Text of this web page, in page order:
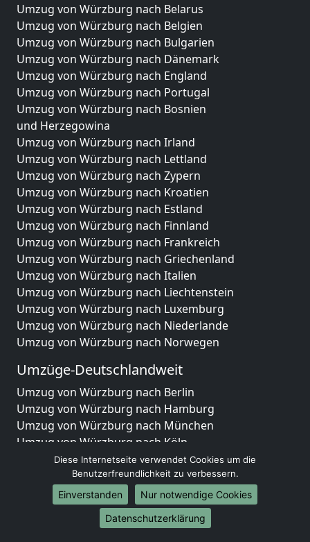
Umzug von Würzburg nach Belarus
Umzug von Würzburg nach Belgien
Umzug von Würzburg nach Bulgarien
Umzug von Würzburg nach Dänemark
Umzug von Würzburg nach England
Umzug von Würzburg nach Portugal
Umzug von Würzburg nach Bosnien
und Herzegowina
Umzug von Würzburg nach Irland
Umzug von Würzburg nach Lettland
Umzug von Würzburg nach Zypern
Umzug von Würzburg nach Kroatien
Umzug von Würzburg nach Estland
Umzug von Würzburg nach Finnland
Umzug von Würzburg nach Frankreich
Umzug von Würzburg nach Griechenland
Umzug von Würzburg nach Italien
Umzug von Würzburg nach Liechtenstein
Umzug von Würzburg nach Luxemburg
Umzug von Würzburg nach Niederlande
Umzug von Würzburg nach Norwegen
Umzüge-Deutschlandweit
Umzug von Würzburg nach Berlin
Umzug von Würzburg nach Hamburg
Umzug von Würzburg nach München
Umzug von Würzburg nach Köln
Umzug von Würzburg nach Frankfurt am Main
Umzug von Würzburg nach Stuttgart
Umzug von Würzburg nach Düsseldorf
Umzug von Würzburg nach Leipzig
Umzug von Würzburg nach Dortmund
Diese Internetseite verwendet Cookies um die
Benutzerfreundlichkeit zu verbessern.
Einverstanden
Nur notwendige Cookies
Datenschutzerklärung